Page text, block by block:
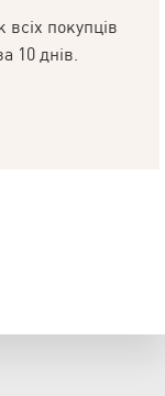
покупців
10 днів.